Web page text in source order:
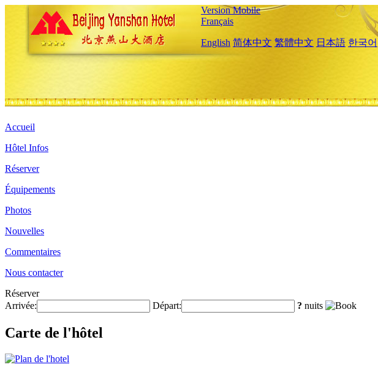
Version Mobile
Français
English 简体中文 繁體中文 日本語 한국어
Accueil
Hôtel Infos
Réserver
Équipements
Photos
Nouvelles
Commentaires
Nous contacter
Réserver
Arrivée:
Départ: ? nuits
Carte de l'hôtel